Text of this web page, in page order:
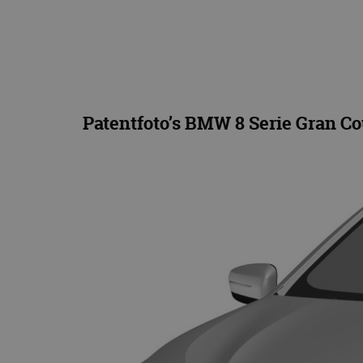
Patentfoto’s BMW 8 Serie Gran